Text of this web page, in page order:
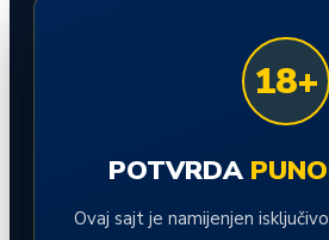
18+
POTVRDA
Ovaj sajt je namijenjen